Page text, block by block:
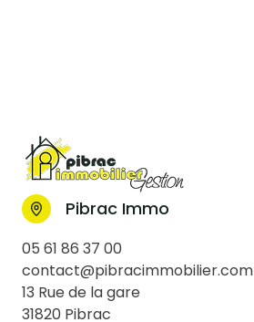
Pibrac Immo
05 61 86 37 00
contact@pibracimmobilier.com
13 Rue de la gare
31820 Pibrac